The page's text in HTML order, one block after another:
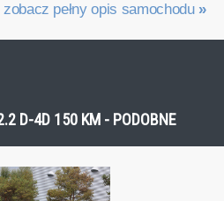
zobacz pełny opis samochodu »
D-4D 150 KM - PODOBNE